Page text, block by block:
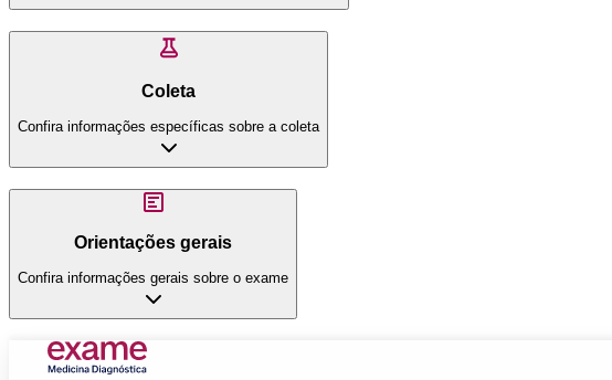
Coleta
Confira informações específicas sobre a coleta
Orientações gerais
Confira informações gerais sobre o exame